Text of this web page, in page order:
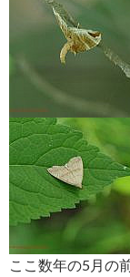
ここ数年の5月の